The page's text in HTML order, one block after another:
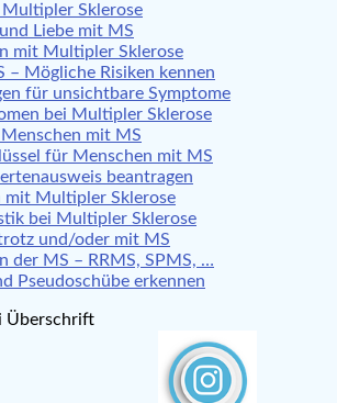
Sklerose
Liebe mit MS
mit Multipler Sklerose
– Mögliche Risiken kennen
für unsichtbare Symptome
bei Multipler Sklerose
mit MS
für Menschen mit MS
beantragen
mit Multipler Sklerose
bei Multipler Sklerose
und/oder mit MS
der MS – RRMS, SPMS, …
Pseudoschübe erkennen